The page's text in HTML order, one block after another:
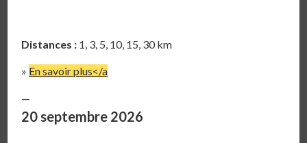
Distances : 1, 3, 5, 10, 15, 30 km
» En savoir plus</a
—
20 septembre 2026